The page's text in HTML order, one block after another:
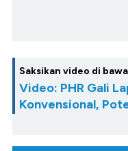
Saksikan video di
Video: PHR Gali
Konvensional,